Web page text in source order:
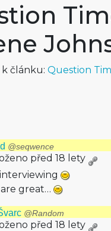
článku: Question
@seqwence
před 18 lety
great…
@Random
před 18 lety